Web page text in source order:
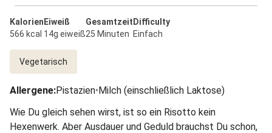
Kalorien
566 kcal
Eiweiß
14g eiweiß
Gesamtzeit
25 Minuten
Difficulty
Einfach
Vegetarisch
Allergene:Pistazien•Milch (einschließlich Laktose)
Wie Du gleich sehen wirst, ist so ein Risotto kein
Hexenwerk. Aber Ausdauer und Geduld brauchst Du schon,